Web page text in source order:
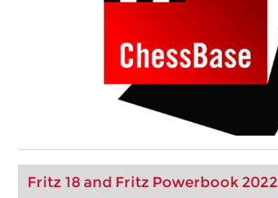
Fritz 18 and Fritz Powerbook 2022